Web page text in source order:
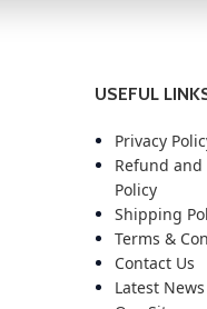
USEFUL
Privacy
Refund and
Policy
Shipping
Terms &
Contact Us
Latest News